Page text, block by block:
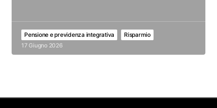
Pensione e previdenza integrativa
Risparmio
17 Giugno 2026